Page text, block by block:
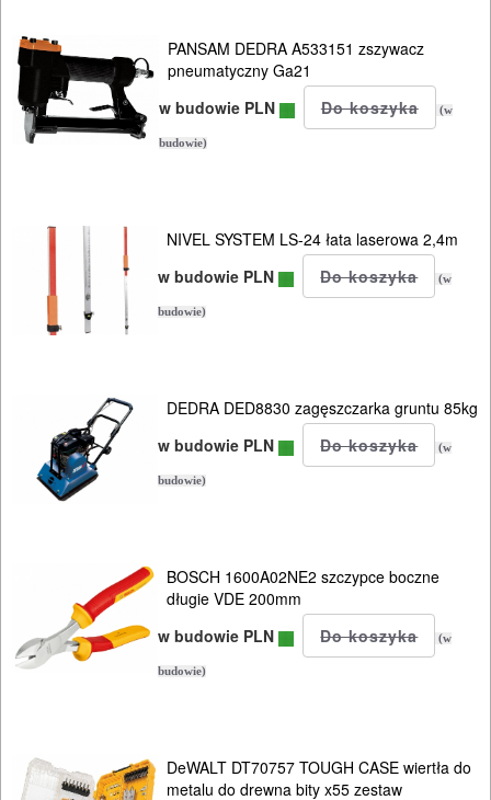
PANSAM DEDRA A533151 zszywacz
pneumatyczny Ga21
w budowie PLN
(w
budowie)
NIVEL SYSTEM LS-24 łata laserowa 2,4m
w budowie PLN
(w
budowie)
DEDRA DED8830 zagęszczarka gruntu 85kg
w budowie PLN
(w
budowie)
BOSCH 1600A02NE2 szczypce boczne
długie VDE 200mm
w budowie PLN
(w
budowie)
DeWALT DT70757 TOUGH CASE wiertła do
metalu do drewna bity x55 zestaw